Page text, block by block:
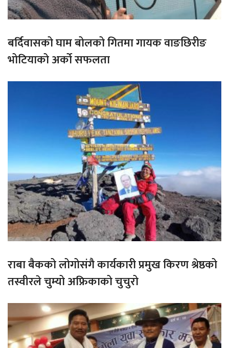
बर्दिवासको घाम बोलको गितमा गायक वाङछिरीङ
भोटियाको अर्को सफलता
राबा बैकको लोगोसंगै कार्यकारी प्रमुख किरण श्रेष्ठको
तस्वीरले चुम्यो अफ्रिकाको चुचुरो